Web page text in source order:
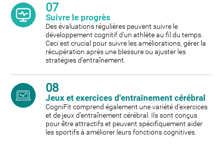
07
Suivre le progrès
Des évaluations régulières peuvent suivre le
développement cognitif d'un athlète au fil du temps.
Ceci est crucial pour suivre les améliorations, gérer la
récupération après une blessure ou ajuster les
stratégies d’entraînement.
08
Jeux et exercices d'entraînement cérébral
CogniFit comprend également une variété d’exercices
et de jeux d’entraînement cérébral. Ils sont conçus
pour être attractifs et peuvent spécifiquement aider
les sportifs à améliorer leurs fonctions cognitives.